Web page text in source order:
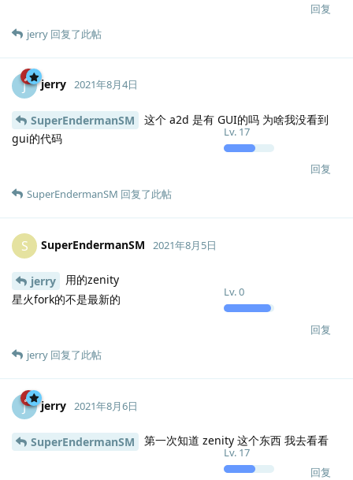
回复
jerry 回复了此帖
J jerry
Lv. 17
2021年8月4日
SuperEndermanSM
这个 a2d 是有 GUI的吗 为啥我没看到
gui的代码
回复
SuperEndermanSM 回复了此帖
S SuperEndermanSM
Lv.0
2021年8月5日
jerry
用的zenity
星火fork的不是最新的
回复
jerry 回复了此帖
J jerry
Lv. 17
2021年8月6日
SuperEndermanSM 第一次知道 zenity 这个东西 我去看看
回复